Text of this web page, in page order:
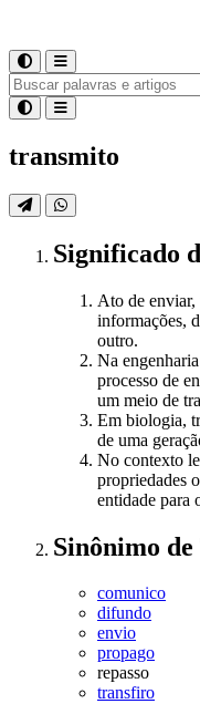
transmito
Significado
Ato de enviar,
informações,
outro.
Na
processo de
um meio de
Em biologia,
de uma
No contexto
propriedades
entidade para
Sinônimo de
comunico
difundo
envio
propago
repasso
transfiro